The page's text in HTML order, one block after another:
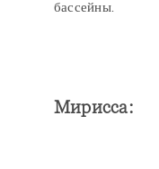
бассейны.
Мирисса: